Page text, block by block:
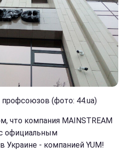
(фото: 44.ua)
что компания MAINSTREAM
официальным
Украине - компанией YUM!